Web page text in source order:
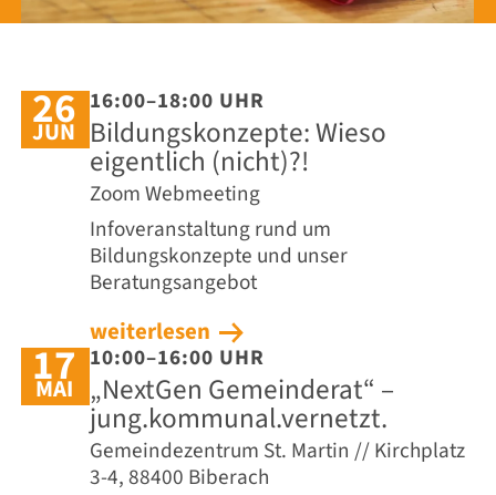
26
JUN
16:00–18:00 UHR
Bildungskonzepte: Wieso
eigentlich (nicht)?!
Zoom Webmeeting
Infoveranstaltung rund um
Bildungskonzepte und unser
Beratungsangebot
weiterlesen
17
MAI
10:00–16:00 UHR
„NextGen Gemeinderat“ –
jung.kommunal.vernetzt.
Gemeindezentrum St. Martin // Kirchplatz
3-4, 88400 Biberach